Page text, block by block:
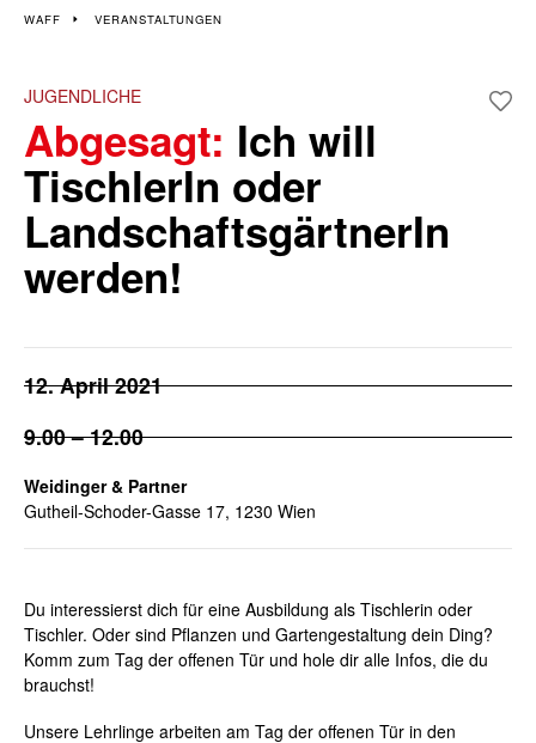
Veranstaltungen im 12.
und 23. Bezirk
Wiener Wochen für Beruf und Weiterbildung | 7. März - 22. März
WAFF VERANSTALTUNGEN
JUGENDLICHE
Abgesagt: Ich will
TischlerIn oder
LandschaftsgärtnerIn
werden!
12. April 2021
9.00 – 12.00
Weidinger & Partner
Gutheil-Schoder-Gasse 17, 1230 Wien
Du interessierst dich für eine Ausbildung als Tischlerin oder
Tischler. Oder sind Pflanzen und Gartengestaltung dein Ding?
Komm zum Tag der offenen Tür und hole dir alle Infos, die du
brauchst!
Unsere Lehrlinge arbeiten am Tag der offenen Tür in den